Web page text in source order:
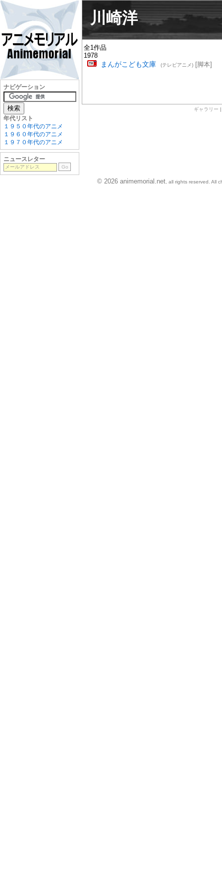
川崎洋
全1作品
1978
まんがこども文庫 (テレビアニメ)[脚本]
ギャラリー
ナビゲーション
年代リスト
１９５０年代のアニメ
１９６０年代のアニメ
１９７０年代のアニメ
ニュースレター
© 2026 animemorial.net , all rights reserved. All